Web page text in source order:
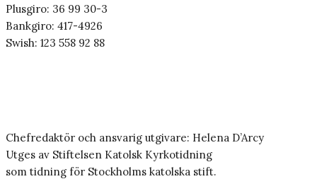
Plusgiro: 36 99 30-3
Bankgiro: 417-4926
Swish: 123 558 92 88
Chefredaktör och ansvarig utgivare: Helena D’Arcy
Utges av Stiftelsen Katolsk Kyrkotidning
som tidning för Stockholms katolska stift.